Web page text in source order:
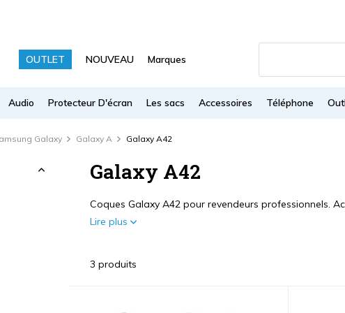
OUTLET NOUVEAU Marques
Audio Protecteur D'écran Les sacs Accessoires Téléphone
Galaxy Galaxy A Galaxy A42
Galaxy A42
Coques Galaxy A42 pour revendeurs professionnels.
Lire plus
3 produits